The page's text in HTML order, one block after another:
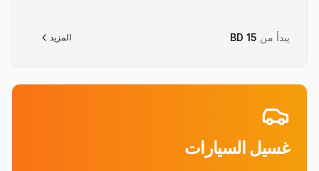
يبدأ من BD 15 المزيد
غسيل السيارات